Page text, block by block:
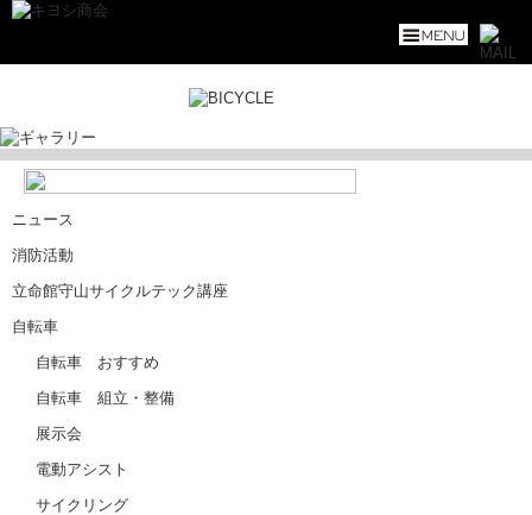
ニュース
消防活動
立命館守山サイクルテック講座
自転車
自転車 おすすめ
自転車 組立・整備
展示会
電動アシスト
サイクリング